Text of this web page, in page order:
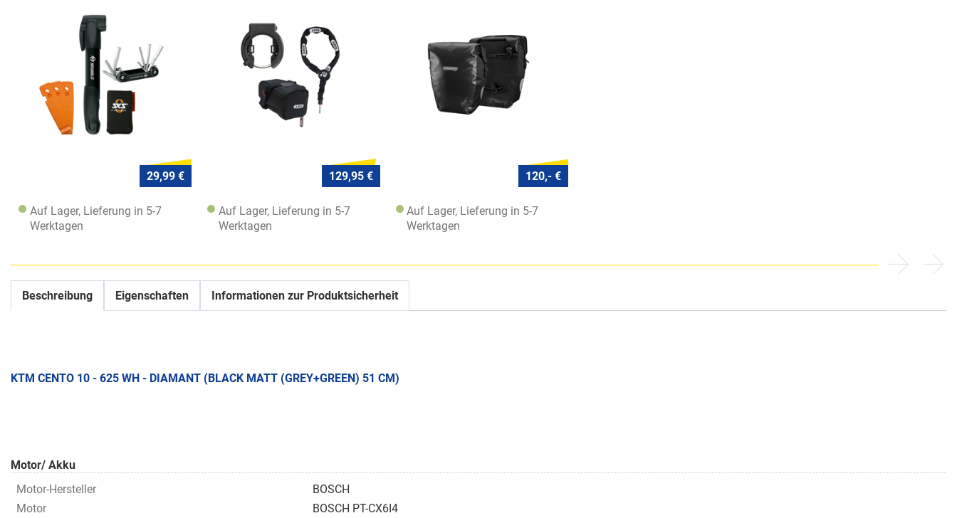
29,99 €
Auf Lager, Lieferung in 5-7
Werktagen
129,95 €
Auf Lager, Lieferung in 5-7
Werktagen
120,- €
Auf Lager, Lieferung in 5-7
Werktagen
Beschreibung Eigenschaften Informationen zur Produktsicherheit
KTM CENTO 10 - 625 WH - DIAMANT (BLACK MATT (GREY+GREEN) 51 CM)
Motor/ Akku
Motor-Hersteller
BOSCH
Motor
BOSCH PT-CX6I4